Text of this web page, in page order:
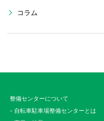
コラム
整備センターについて
- 自転車駐車場整備センターとは